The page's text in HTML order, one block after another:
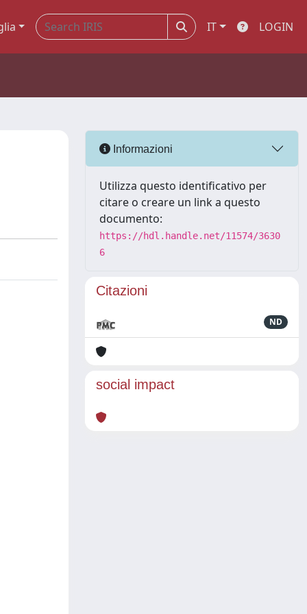
IT LOGIN
Informazioni
Utilizza questo identificativo per
citare o creare un link a questo
documento:
https://hdl.handle.net/11574/3630
6
Citazioni
ND
social impact